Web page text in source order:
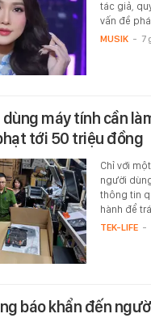
tác giả,
vấn đề
MUSIK - 7
máy tính cần
tới 50 triệu đồng
Chỉ với
người
thông tin
hành để
TEK-LIFE -
báo khẩn đến